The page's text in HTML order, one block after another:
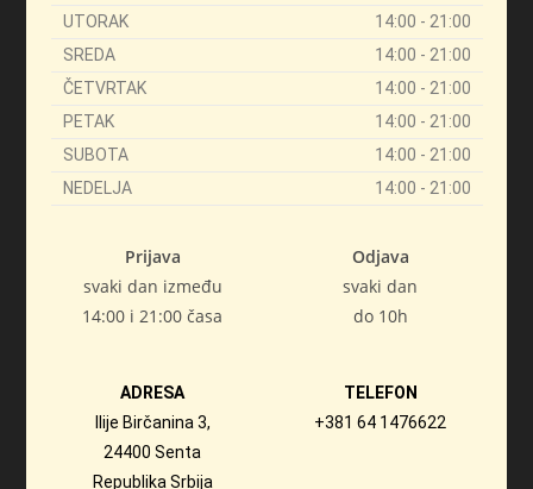
UTORAK
14:00 - 21:00
SREDA
14:00 - 21:00
ČETVRTAK
14:00 - 21:00
PETAK
14:00 - 21:00
SUBOTA
14:00 - 21:00
NEDELJA
14:00 - 21:00
Prijava
svaki dan između
14:00 i 21:00 časa
Odjava
svaki dan
do 10h
ADRESA
Ilije Birčanina 3,
24400 Senta
Republika Srbija
TELEFON
+381 64 1476622